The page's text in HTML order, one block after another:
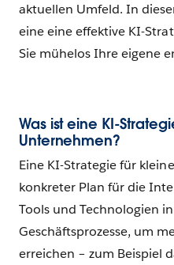
aktuellen Umfeld. In
eine eine effektive KI-
Sie mühelos Ihre eigene
Was ist eine KI-
Unternehmen?
Eine KI-Strategie für
konkreter Plan für die
Tools und Technologien
Geschäftsprozesse, um
erreichen – zum Beispiel